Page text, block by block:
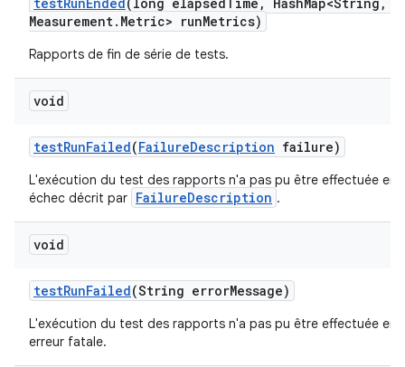
Measurement. Metric> runMetrics)
Rapports de fin de série de tests.
void
testRunFailed(FailureDescription failure)
L'exécution du test des rapports n'a pas pu être effectuée en
échec décrit par FailureDescription .
void
testRunFailed(String errorMessage)
L'exécution du test des rapports n'a pas pu être effectuée en
erreur fatale.